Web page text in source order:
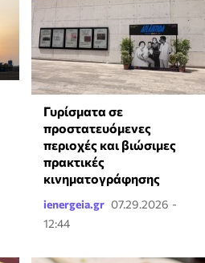
Γυρίσματα σε
προστατευόμενες
περιοχές και βιώσιμες
πρακτικές
κινηματογράφησης
ienergeia.gr 07.29.2026 -
12:44